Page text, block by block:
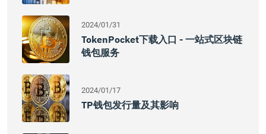
2024/01/31
TokenPocket下载入口 - 一站式区块链
钱包服务
2024/01/17
TP钱包发行量及其影响